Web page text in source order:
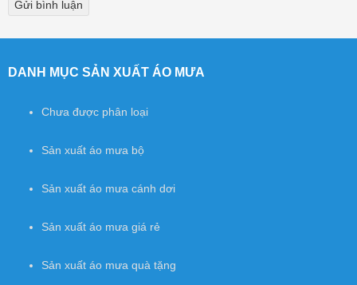
DANH MỤC SẢN XUẤT ÁO MƯA
Chưa được phân loại
Sản xuất áo mưa bộ
Sản xuất áo mưa cánh dơi
Sản xuất áo mưa giá rẻ
Sản xuất áo mưa quà tặng